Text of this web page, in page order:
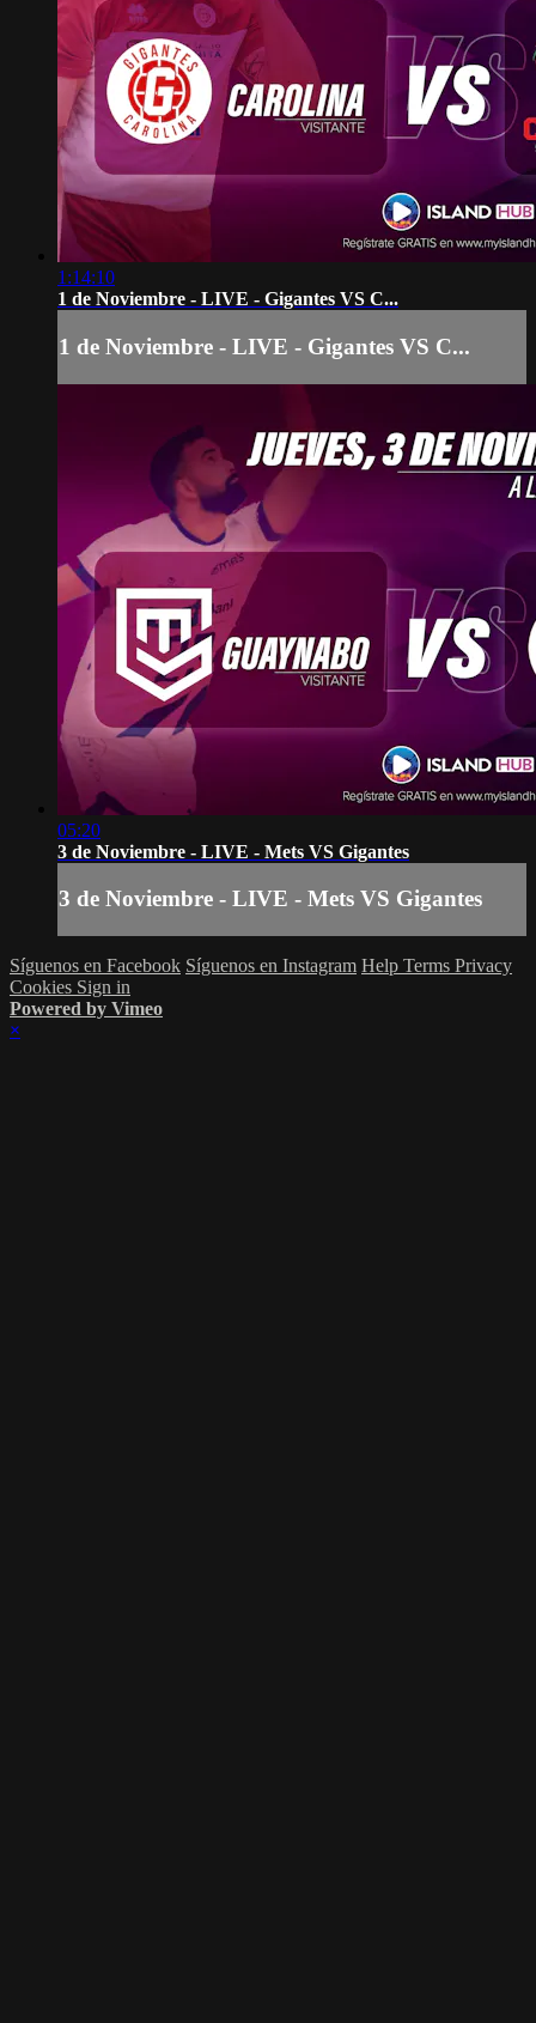
1:14:10
1 de Noviembre - LIVE - Gigantes VS C...
1 de Noviembre - LIVE - Gigantes VS C...
05:20
3 de Noviembre - LIVE - Mets VS Gigantes
3 de Noviembre - LIVE - Mets VS Gigantes
Síguenos en Facebook Síguenos en Instagram Help Terms Privacy
Cookies Sign in
Powered by Vimeo
×